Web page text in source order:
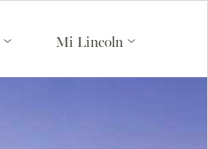
Mi Lincoln